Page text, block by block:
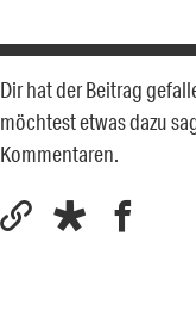
Dir hat der Beitrag
möchtest etwas dazu
Kommentaren.